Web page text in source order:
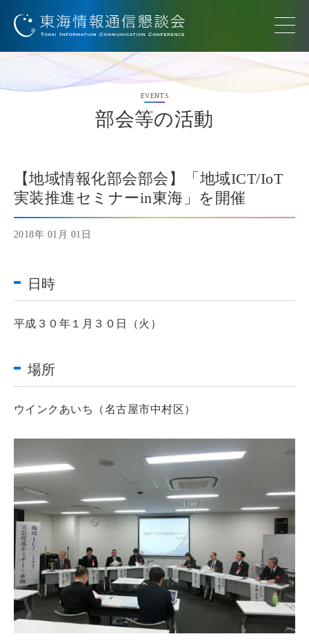
EVENTS
部会等の活動
【地域情報化部会部会】「地域ICT/IoT
実装推進セミナーin東海」を開催
2018年 01月 01日
日時
平成３０年１月３０日（火）
場所
ウインクあいち（名古屋市中村区）